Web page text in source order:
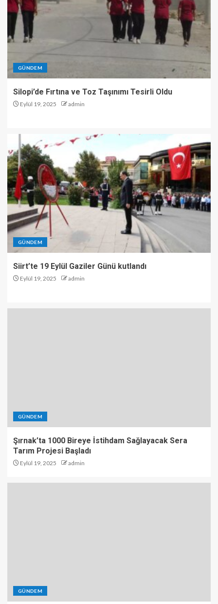
GÜNDEM
Silopi’de Fırtına ve Toz Taşınımı Tesirli Oldu
Eylül 19, 2025 admin
GÜNDEM
Siirt’te 19 Eylül Gaziler Günü kutlandı
Eylül 19, 2025 admin
GÜNDEM
Şırnak’ta 1000 Bireye İstihdam Sağlayacak Sera
Tarım Projesi Başladı
Eylül 19, 2025 admin
GÜNDEM